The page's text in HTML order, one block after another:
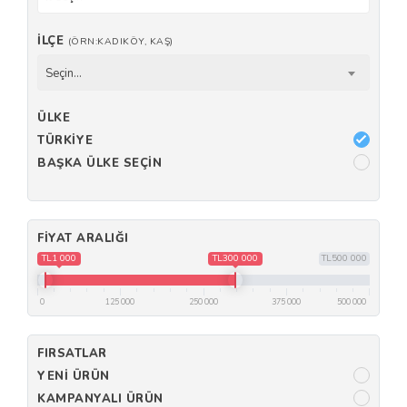
İLÇE (ÖRN:KADIKÖY, KAŞ)
Seçin...
ÜLKE
TÜRKIYE
BAŞKA ÜLKE SEÇIN
FIYAT ARALIĞI
TL500 000
TL1 000 TL300 000
0 125 000 250 000 375 000 500 000
FIRSATLAR
YENI ÜRÜN
KAMPANYALI ÜRÜN